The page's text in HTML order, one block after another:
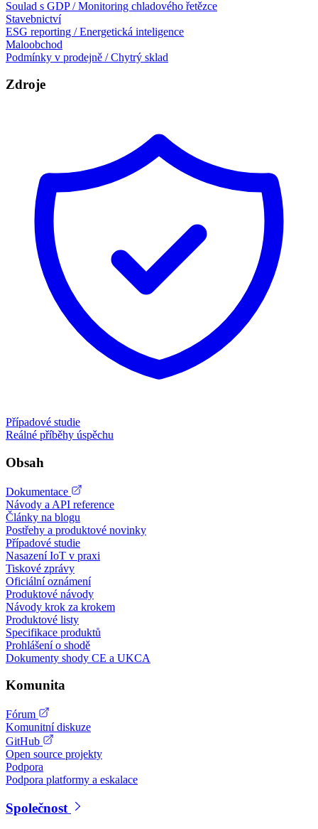
Soulad s GDP / Monitoring chladového řetězce
Stavebnictví
ESG reporting / Energetická inteligence
Maloobchod
Podmínky v prodejně / Chytrý sklad
Zdroje
Případové studie
Reálné příběhy úspěchu
Obsah
Dokumentace
Návody a API reference
Články na blogu
Postřehy a produktové novinky
Případové studie
Nasazení IoT v praxi
Tiskové zprávy
Oficiální oznámení
Produktové návody
Návody krok za krokem
Produktové listy
Specifikace produktů
Prohlášení o shodě
Dokumenty shody CE a UKCA
Komunita
Fórum
Komunitní diskuze
GitHub
Open source projekty
Podpora
Podpora platformy a eskalace
Společnost